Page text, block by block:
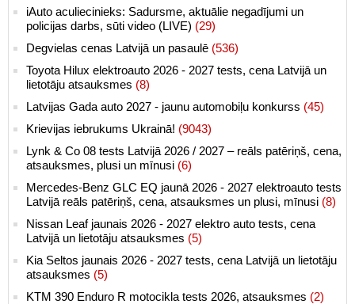
iAuto aculiecinieks: Sadursme, aktuālie negadījumi un
policijas darbs, sūti video (LIVE) (29)
Degvielas cenas Latvijā un pasaulē (536)
Toyota Hilux elektroauto 2026 - 2027 tests, cena Latvijā un
lietotāju atsauksmes (8)
Latvijas Gada auto 2027 - jaunu automobiļu konkurss (45)
Krievijas iebrukums Ukrainā! (9043)
Lynk & Co 08 tests Latvijā 2026 / 2027 – reāls patēriņš, cena,
atsauksmes, plusi un mīnusi (6)
Mercedes-Benz GLC EQ jaunā 2026 - 2027 elektroauto tests
Latvijā reāls patēriņš, cena, atsauksmes un plusi, mīnusi (8)
Nissan Leaf jaunais 2026 - 2027 elektro auto tests, cena
Latvijā un lietotāju atsauksmes (5)
Kia Seltos jaunais 2026 - 2027 tests, cena Latvijā un lietotāju
atsauksmes (5)
KTM 390 Enduro R motocikla tests 2026, atsauksmes (2)